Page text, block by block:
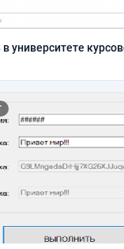
сеть в университете